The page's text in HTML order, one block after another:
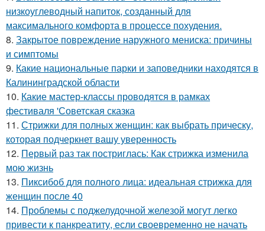
низкоуглеводный напиток, созданный для
максимального комфорта в процессе похудения.
8. Закрытое повреждение наружного мениска: причины
и симптомы
9. Какие национальные парки и заповедники находятся в
Калининградской области
10. Какие мастер-классы проводятся в рамках
фестиваля 'Советская сказка
11. Стрижки для полных женщин: как выбрать прическу,
которая подчеркнет вашу уверенность
12. Первый раз так постриглась: Как стрижка изменила
мою жизнь
13. Пиксибоб для полного лица: идеальная стрижка для
женщин после 40
14. Проблемы с поджелудочной железой могут легко
привести к панкреатиту, если своевременно не начать